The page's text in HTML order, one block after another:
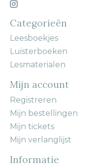
Categorieën
Leesboekjes
Luisterboeken
Lesmaterialen
Mijn account
Registreren
Mijn bestellingen
Mijn tickets
Mijn verlanglijst
Informatie